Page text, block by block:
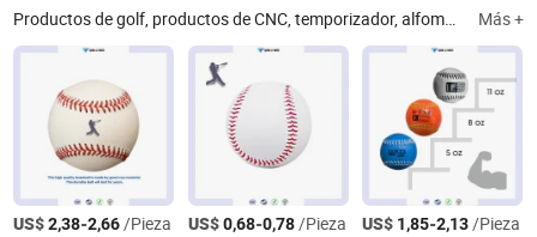
Productos de golf, productos de CNC, temporizador, alfombra, accesorios de moda, contador digital, equipo fotográfico Más +
US$2,38-2,66/Pieza US$0,68-0,78/Pieza US$ 1,85-2,13/Pieza